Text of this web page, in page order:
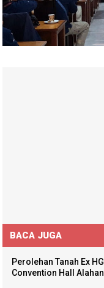
BACA JUGA
Perolehan Tanah Ex
Convention Hall